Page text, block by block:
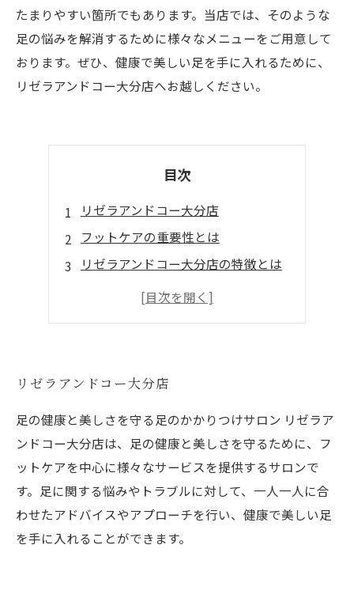
たまりやすい箇所でもあります。当店では、そのような
足の悩みを解消するために様々なメニューをご用意して
おります。ぜひ、健康で美しい足を手に入れるために、
リゼラアンドコー大分店へお越しください。
目次
リゼラアンドコー大分店
フットケアの重要性とは
リゼラアンドコー大分店の特徴とは
リゼラアンドコー大分店
足の健康と美しさを守る足のかかりつけサロン リゼラア
ンドコー大分店は、足の健康と美しさを守るために、フ
ットケアを中心に様々なサービスを提供するサロンで
す。足に関する悩みやトラブルに対して、一人一人に合
わせたアドバイスやアプローチを行い、健康で美しい足
を手に入れることができます。